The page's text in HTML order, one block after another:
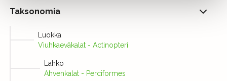
Taksonomia
Luokka
Viuhkaeväkalat - Actinopteri
Lahko
Ahvenkalat - Perciformes